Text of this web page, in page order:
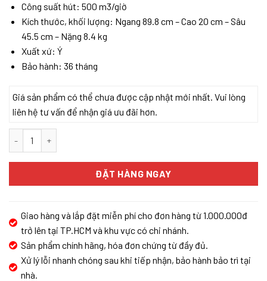
là:
7.469.000 ₫.
tại
là:
Công suất hút: 500 m3/giờ
Kích thước, khối lượng: Ngang 89.8 cm – Cao 20 cm – Sâu
45.5 cm – Nặng 8.4 kg
Xuất xứ: Ý
Bảo hành: 36 tháng
Giá sản phẩm có thể chưa được cập nhật mới nhất. Vui lòng
liên hệ tư vấn để nhận giá ưu đãi hơn.
ĐẶT HÀNG NGAY
Giao hàng và lắp đặt miễn phí cho đơn hàng từ 1.000.000đ
trở lên tại TP.HCM và khu vực có chi nhánh.
Sản phẩm chính hãng, hóa đơn chứng từ đầy đủ.
Xử lý lỗi nhanh chóng sau khi tiếp nhận, bảo hành bảo trì tại
nhà.